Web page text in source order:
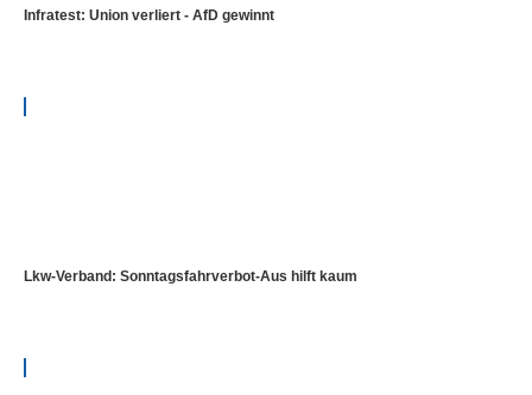
Infratest: Union verliert - AfD gewinnt
Lkw-Verband: Sonntagsfahrverbot-Aus hilft kaum